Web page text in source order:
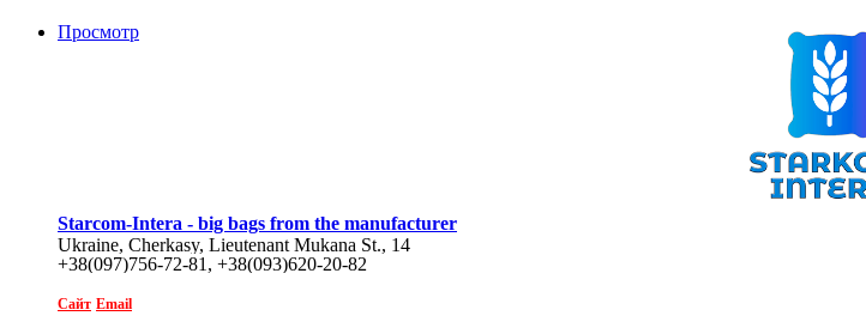
Просмотр
Starcom-Intera - big bags from the manufacturer
Ukraine, Cherkasy, Lieutenant Mukana St., 14
+38(097)756-72-81, +38(093)620-20-82
Сайт Email